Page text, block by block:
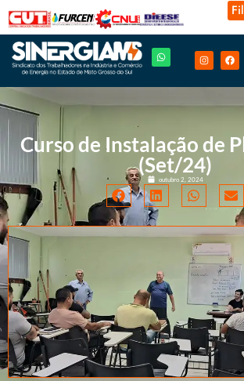
Curso de Instalação de
(Set/24)
outubro 2, 2024